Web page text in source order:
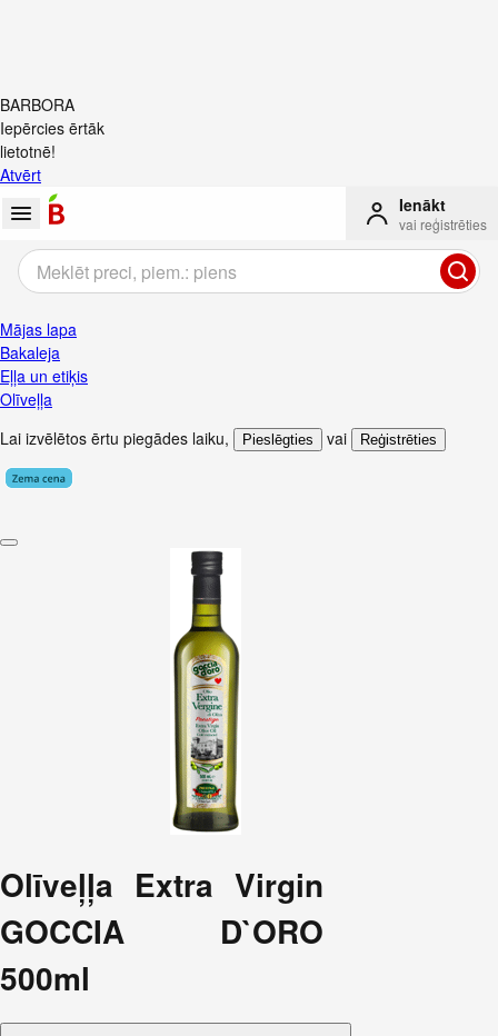
BARBORA
Iepērcies ērtāk
lietotnē!
Atvērt
Ienākt
vai reģistrēties
Mājas lapa
Bakaleja
Eļļa un etiķis
Olīveļļa
Lai izvēlētos ērtu piegādes laiku, Pieslēgties vai Reģistrēties
Olīveļļa Extra Virgin
GOCCIA D`ORO
500ml